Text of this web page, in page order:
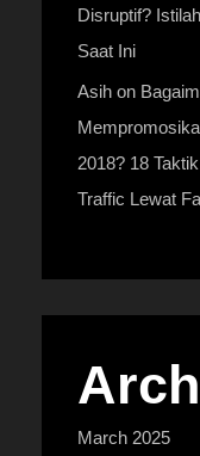
Disruptif?
Saat Ini
Asih on
2018? 18
Traffic Lewat
March 2025